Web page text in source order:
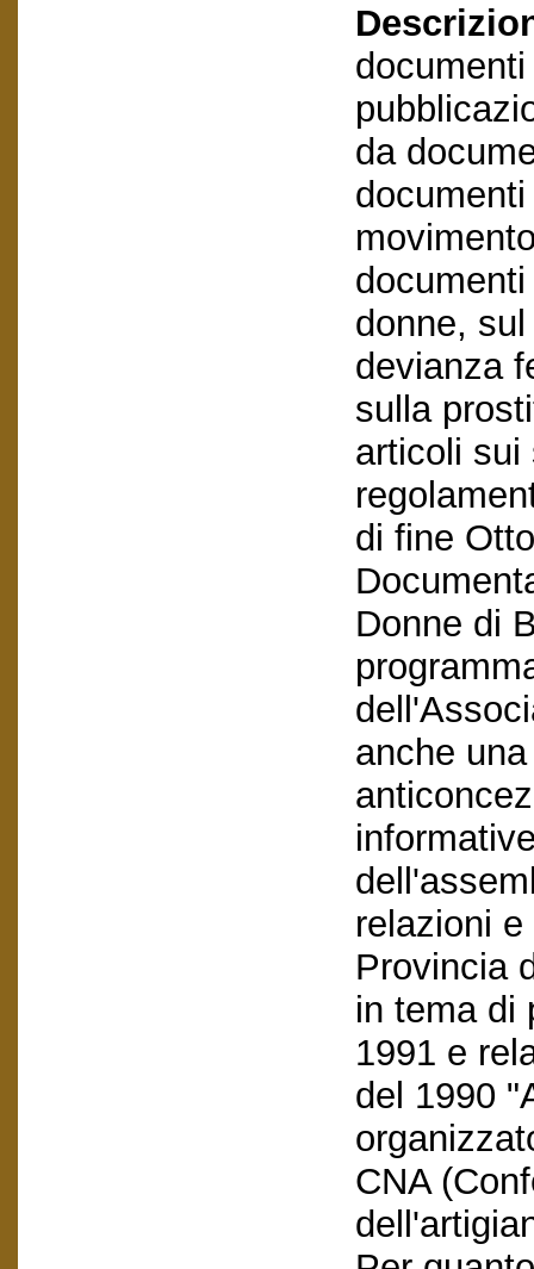
da
donne,
devianza
sulla
articoli sui
di fine
Donne di
anche
relazioni
Provincia
in tema di
1991 e
del 1990
CNA